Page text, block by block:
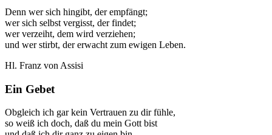
Denn wer sich hingibt, der empfängt;
wer sich selbst vergisst, der findet;
wer verzeiht, dem wird verziehen;
und wer stirbt, der erwacht zum ewigen Leben.
Hl. Franz von Assisi
Ein Gebet
Obgleich ich gar kein Vertrauen zu dir fühle,
so weiß ich doch, daß du mein Gott bist